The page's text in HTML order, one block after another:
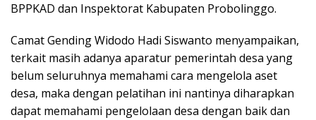
BPPKAD dan Inspektorat Kabupaten Probolinggo.
Camat Gending Widodo Hadi Siswanto menyampaikan,
terkait masih adanya aparatur pemerintah desa yang
belum seluruhnya memahami cara mengelola aset
desa, maka dengan pelatihan ini nantinya diharapkan
dapat memahami pengelolaan desa dengan baik dan